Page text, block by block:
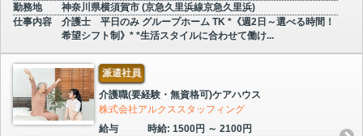
勤務地
神奈川県横須賀市 (京急久里浜線京急久里浜)
仕事内容
介護士 平日のみ グループホーム TK *《週2日～選べる時間！
希望シフト制》* *生活スタイルに合わせて働け...
派遣社員
介護職(要経験・無資格可)ケアハウス
株式会社アルクススタッフィング
給与
時給: 1500円 ～ 2100円